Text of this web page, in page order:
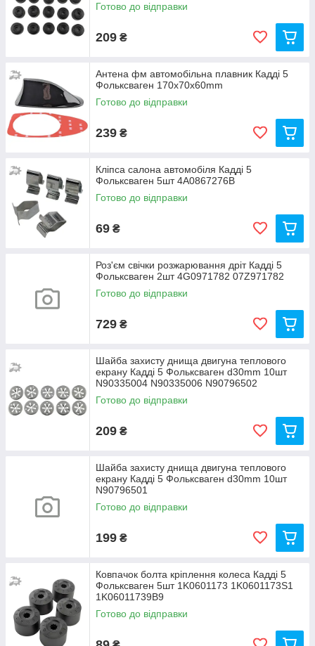
Готово до відправки
209 ₴
Антена фм автомобільна плавник Кадді 5
Фольксваген 170х70х60mm
Готово до відправки
239 ₴
Кліпса салона автомобіля Кадді 5
Фольксваген 5шт 4A0867276B
Готово до відправки
69 ₴
Роз'єм свічки розжарювання дріт Кадді 5
Фольксваген 2шт 4G0971782 07Z971782
Готово до відправки
729 ₴
Шайба захисту днища двигуна теплового
екрану Кадді 5 Фольксваген d30mm 10шт
N90335004 N90335006 N90796502
Готово до відправки
209 ₴
Шайба захисту днища двигуна теплового
екрану Кадді 5 Фольксваген d30mm 10шт
N90796501
Готово до відправки
199 ₴
Ковпачок болта кріплення колеса Кадді 5
Фольксваген 5шт 1K0601173 1K0601173S1
1K06011739B9
Готово до відправки